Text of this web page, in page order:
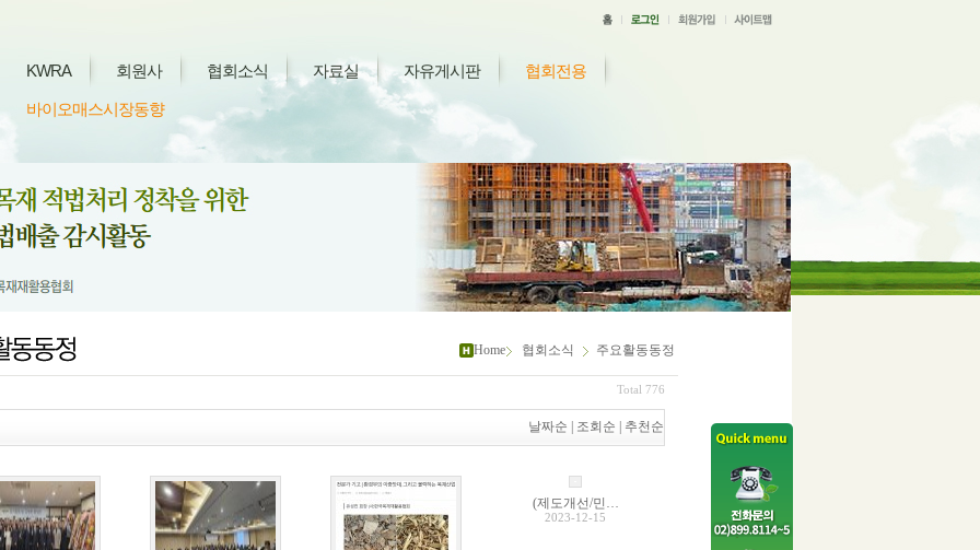
KWRA 회원사 협회소식 자료실 자유게시판 협회전용
바이오매스시장동향
Home 협회소식 주요활동동정
Total 776
날짜순 조회순 추천순
(제도개선/민…
2023-12-15